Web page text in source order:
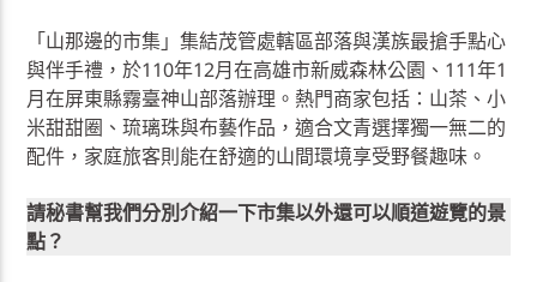
「山那邊的市集」集結茂管處轄區部落與漢族最搶手點心
與伴手禮，於110年12月在高雄市新威森林公園、111年1
月在屏東縣霧臺神山部落辦理。熱門商家包括：山茶、小
米甜甜圈、琉璃珠與布藝作品，適合文青選擇獨一無二的
配件，家庭旅客則能在舒適的山間環境享受野餐趣味。
請秘書幫我們分別介紹一下市集以外還可以順道遊覽的景
點？